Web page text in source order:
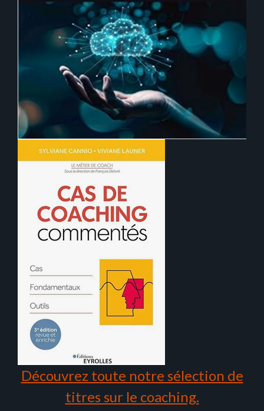
Découvrez toute notre sélection de
titres sur le coaching.